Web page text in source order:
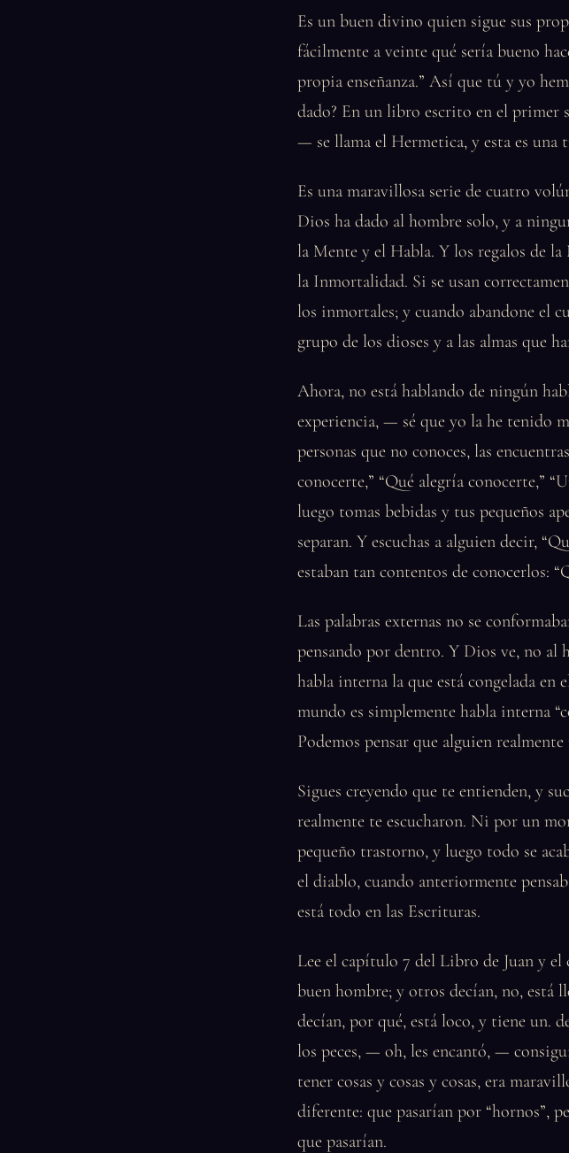
Es un buen divino quien sigue sus
fácilmente a veinte qué sería bueno
propia enseñanza.” Así que tú y yo
dado? En un libro escrito en el primer
— se llama el Hermetica, y esta es una
Es una maravillosa serie de cuatro
Dios ha dado al hombre solo, y a
la Mente y el Habla. Y los regalos de
la Inmortalidad. Si se usan
los inmortales; y cuando abandone el
grupo de los dioses y a las almas que
Ahora, no está hablando de ningún
experiencia, — sé que yo la he tenido
personas que no conoces, las
conocerte,” “Qué alegría conocerte,”
luego tomas bebidas y tus pequeños
separan. Y escuchas a alguien decir,
estaban tan contentos de conocerlos:
Las palabras externas no se
pensando por dentro. Y Dios ve, no al
habla interna la que está congelada en
mundo es simplemente habla interna
Podemos pensar que alguien
Sigues creyendo que te entienden, y
realmente te escucharon. Ni por un
pequeño trastorno, y luego todo se
el diablo, cuando anteriormente
está todo en las Escrituras.
Lee el capítulo 7 del Libro de Juan y el
buen hombre; y otros decían, no, está
decían, por qué, está loco, y tiene un.
los peces, — oh, les encantó, —
tener cosas y cosas y cosas, era
diferente: que pasarían por “hornos”,
que pasarían.